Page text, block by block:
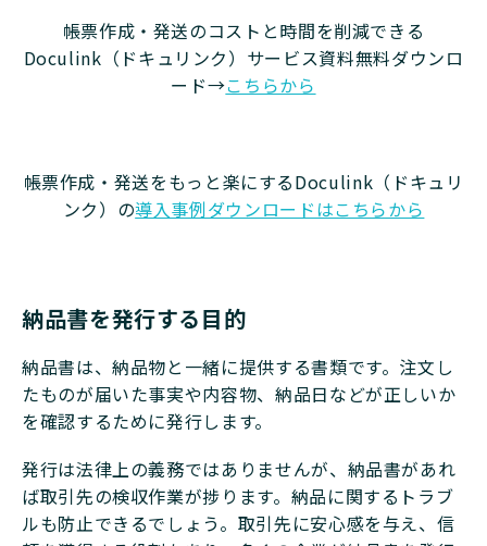
帳票作成・発送のコストと時間を削減できる
Doculink（ドキュリンク）サービス資料無料ダウンロ
ード→こちらから
帳票作成・発送をもっと楽にするDoculink（ドキュリ
ンク）の導入事例ダウンロードはこちらから
納品書を発行する目的
納品書は、納品物と一緒に提供する書類です。注文し
たものが届いた事実や内容物、納品日などが正しいか
を確認するために発行します。
発行は法律上の義務ではありませんが、納品書があれ
ば取引先の検収作業が捗ります。納品に関するトラブ
ルも防止できるでしょう。取引先に安心感を与え、信